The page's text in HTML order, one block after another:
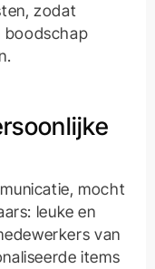
zodat
boodschap
mocht
leuke en
van
items